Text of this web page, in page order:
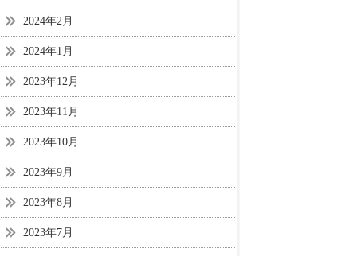
2024年2月
2024年1月
2023年12月
2023年11月
2023年10月
2023年9月
2023年8月
2023年7月